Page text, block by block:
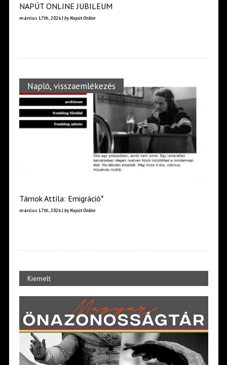
NAPÚT ONLINE JUBILEUM
március 17th, 2026 | by Napút Online
Napló, visszaemlékezés
Tárnok Attila: Emigráció*
március 17th, 2026 | by Napút Online
Kiemelt